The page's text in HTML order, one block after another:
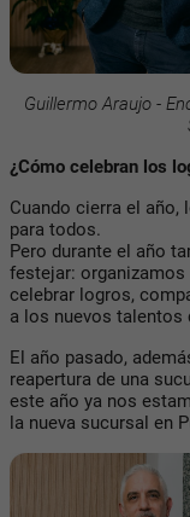
Guillermo Araujo -
¿Cómo celebran los
Cuando cierra el año,
para todos.
Pero durante el año
festejar: organizamos
celebrar logros,
a los nuevos talentos
El año pasado,
reapertura de una
este año ya nos
la nueva sucursal en